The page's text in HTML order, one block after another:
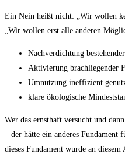
Ein Nein heißt nicht: „Wir wollen
„Wir wollen erst alle anderen
Nachverdichtung
Aktivierung brachliegender
Umnutzung ineffizient
klare ökologische
Wer das ernsthaft versucht und
– der hätte ein anderes Fundament
dieses Fundament wurde an